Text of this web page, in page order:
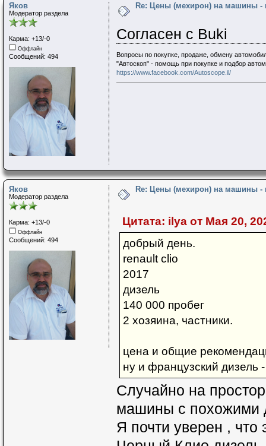
Яков
Модератор раздела
Карма: +13/-0
Оффлайн
Сообщений: 494
Re: Цены (мехирон) на машины -
Согласен с Buki
Вопросы по покупке, продаже, обмену
"Автоскоп" - помощь при покупке и подбор
https://www.facebook.com/Autoscope.il/
Яков
Модератор раздела
Карма: +13/-0
Оффлайн
Сообщений: 494
Re: Цены (мехирон) на машины -
Цитата: ilya от Мая 20,
добрый день.
renault clio
2017
дизель
140 000 пробег
2 хозяина, частники.
цена и общие
ну и французский дизель
Случайно на
машины с похожими
Я почти уверен ,